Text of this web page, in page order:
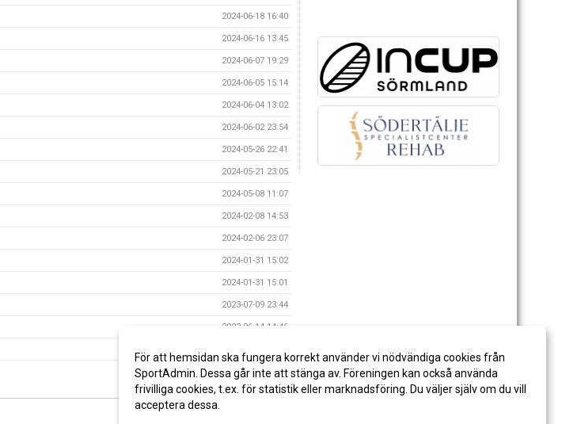
2024-06-18 16:40
2024-06-16 13:45
2024-06-07 19:29
2024-06-05 15:14
2024-06-04 13:02
2024-06-02 23:54
2024-05-26 22:41
2024-05-21 23:05
2024-05-08 11:07
2024-02-08 14:53
2024-02-06 23:07
2024-01-31 15:02
2024-01-31 15:01
2023-07-09 23:44
2023-06-14 14:46
2023-05-06 19:04
För att hemsidan ska fungera korrekt använder vi nödvändiga cookies från
SportAdmin. Dessa går inte att stänga av. Föreningen kan också använda
frivilliga cookies, t.ex. för statistik eller marknadsföring. Du väljer själv om du vill
acceptera dessa.